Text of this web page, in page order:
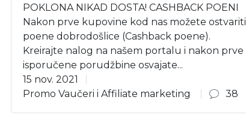
POKLONA NIKAD DOSTA! CASHBACK POENI
Nakon prve kupovine kod nas možete ostvariti
poene dobrodošlice (Cashback poene).
Kreirajte nalog na našem portalu i nakon prve
isporučene porudžbine osvajate...
15 nov. 2021
Promo Vaučeri i Affiliate marketing
38